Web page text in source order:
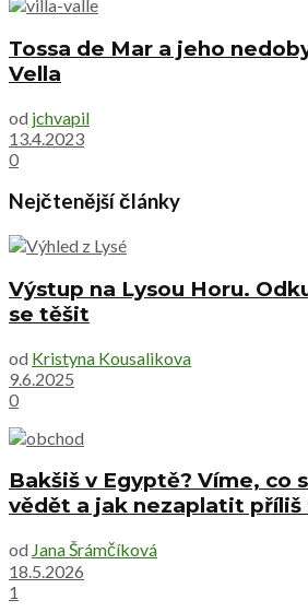
Tossa de Mar a jeho
Vella
od jchvapil
13.4.2023
0
Nejčtenější články
Výstup na Lysou Horu.
se těšit
od Kristyna Kousalikova
9.6.2025
0
Bakšiš v Egyptě? Víme, co
vědět a jak nezaplatit příliš
od Jana Šrámčíková
18.5.2026
1